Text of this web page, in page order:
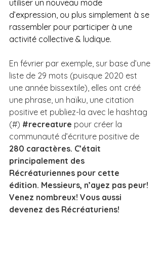
utiliser un nouveau mode
d’expression, ou plus simplement à se
rassembler pour participer à une
activité collective & ludique.
En février par exemple, sur base d’une
liste de 29 mots (puisque 2020 est
une année bissextile), elles ont créé
une phrase, un haïku, une citation
positive et publiez-la avec le hashtag
(#) #recreature pour créer la
communauté d’écriture positive de
280 caractères. C’était
principalement des
Récréaturiennes pour cette
édition. Messieurs, n’ayez pas peur!
Venez nombreux! Vous aussi
devenez des Récréaturiens!